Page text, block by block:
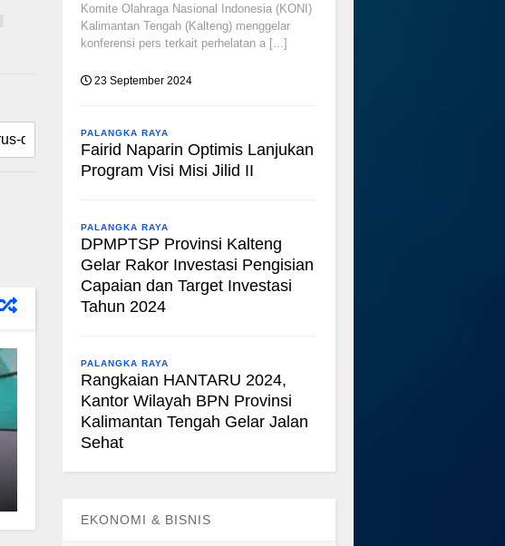
Komite Olahraga Nasional Indonesia (KONI)
Kalimantan Tengah (Kalteng) menggelar
konferensi pers terkait perhelatan a [...]
23 September 2024
PALANGKA RAYA
Fairid Naparin Optimis Lanjukan
Program Visi Misi Jilid II
PALANGKA RAYA
DPMPTSP Provinsi Kalteng
Gelar Rakor Investasi Pengisian
Capaian dan Target Investasi
Tahun 2024
PALANGKA RAYA
Rangkaian HANTARU 2024,
Kantor Wilayah BPN Provinsi
Kalimantan Tengah Gelar Jalan
Sehat
EKONOMI & BISNIS